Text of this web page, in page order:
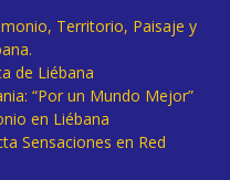
Territorio, Paisaje y
de Liébana
“Por un Mundo Mejor”
en Liébana
Sensaciones en Red